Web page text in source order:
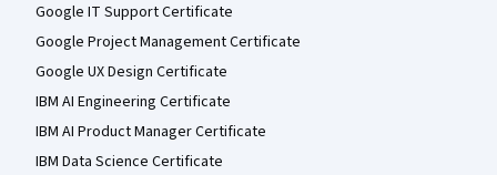
Google IT Support Certificate
Google Project Management Certificate
Google UX Design Certificate
IBM AI Engineering Certificate
IBM AI Product Manager Certificate
IBM Data Science Certificate